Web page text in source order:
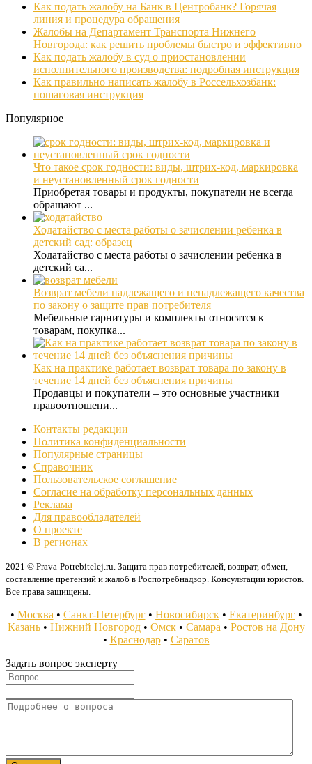
Как подать жалобу на Банк в Центробанк? Горячая
линия и процедура обращения
Жалобы на Департамент Транспорта Нижнего
Новгорода: как решить проблемы быстро и эффективно
Как подать жалобу в суд о приостановлении
исполнительного производства: подробная инструкция
Как правильно написать жалобу в Россельхозбанк:
пошаговая инструкция
Популярное
Что такое срок годности: виды, штрих-код, маркировка
и неустановленный срок годности
Приобретая товары и продукты, покупатели не всегда
обращают ...
Ходатайство с места работы о зачислении ребенка в
детский сад: образец
Ходатайство с места работы о зачислении ребенка в
детский са...
Возврат мебели надлежащего и ненадлежащего качества
по закону о защите прав потребителя
Мебельные гарнитуры и комплекты относятся к
товарам, покупка...
Как на практике работает возврат товара по закону в
течение 14 дней без объяснения причины
Продавцы и покупатели – это основные участники
правоотношени...
Контакты редакции
Политика конфиденциальности
Популярные страницы
Справочник
Пользовательское соглашение
Согласие на обработку персональных данных
Реклама
Для правообладателей
О проекте
В регионах
2021 © Prava-Potrebitelej.ru. Защита прав потребителей, возврат, обмен,
составление претензий и жалоб в Роспотребнадзор. Консультации юристов.
Все права защищены.
• Москва • Санкт-Петербург• Новосибирск• Екатеринбург•
Казань• Нижний Новгород• Омск• Самара • Ростов на Дону
• Краснодар• Саратов
Задать вопрос эксперту